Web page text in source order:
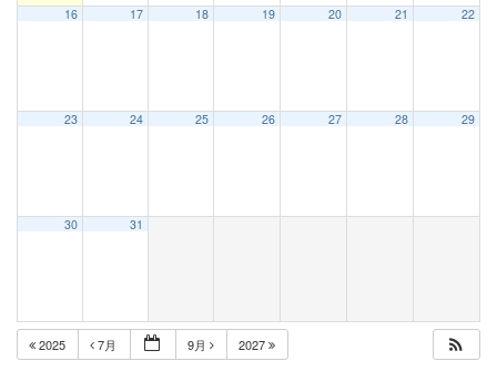
16 17 18 19 20 21 22
23 24 25 26 27 28 29
30 31
2025 7月 9月 2027